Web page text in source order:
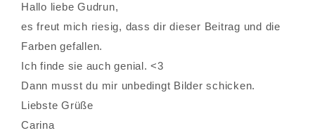
Hallo liebe Gudrun,
es freut mich riesig, dass dir dieser Beitrag und die
Farben gefallen.
Ich finde sie auch genial. <3
Dann musst du mir unbedingt Bilder schicken.
Liebste Grüße
Carina